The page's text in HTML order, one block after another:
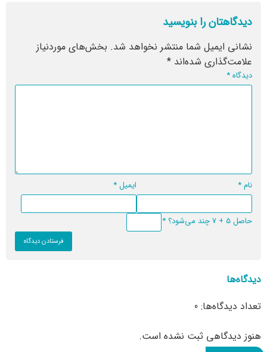
دیدگاهتان را بنویسید
نشانی ایمیل شما منتشر نخواهد شد. بخش‌های موردنیاز
علامت‌گذاری شده‌اند *
دیدگاه*
نام* ایمیل*
حاصل 5 + 7 چند می‌شود؟ *
دیدگاه‌ها
تعداد دیدگاه‌ها: 0
هنوز دیدگاهی ثبت نشده است.